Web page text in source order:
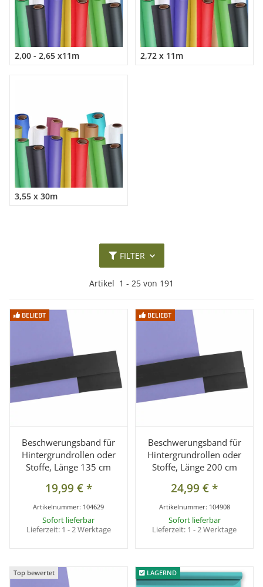
2,00 - 2,65 x11m 2,72 x 11m
3,55 x 30m
FILTER
Artikel 1 - 25 von 191
BELIEBT
BELIEBT
Beschwerungsband für
Hintergrundrollen oder
Stoffe, Länge 135 cm
19,99 €*
Artikelnummer: 104629
Sofort lieferbar
Lieferzeit: 1 - 2 Werktage
BELIEBT
BELIEBT
Beschwerungsband für
Hintergrundrollen oder
Stoffe, Länge 200 cm
24,99 €*
Artikelnummer: 104908
Sofort lieferbar
Lieferzeit: 1 - 2 Werktage
Top bewertet
Top bewertet LAGERND
LAGERND